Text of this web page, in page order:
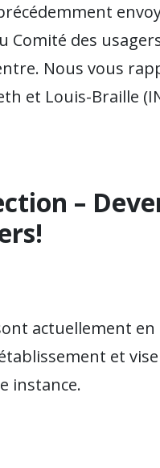
des usagers
Nous vous
et Louis-Braille
–
actuellement
et
instance.